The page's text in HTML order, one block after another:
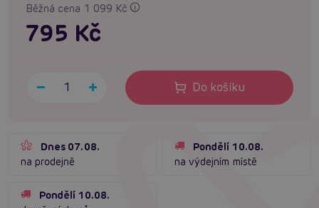
Běžná cena 1 099 Kč
795 Kč
Do košíku
Dnes 07.08.
na prodejně
Pondělí 10.08.
na výdejním místě
Pondělí 10.08.